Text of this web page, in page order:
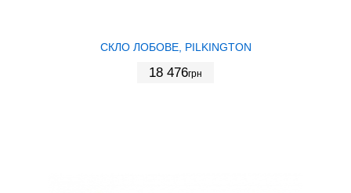
СКЛО ЛОБОВЕ, PILKINGTON
18 476грн